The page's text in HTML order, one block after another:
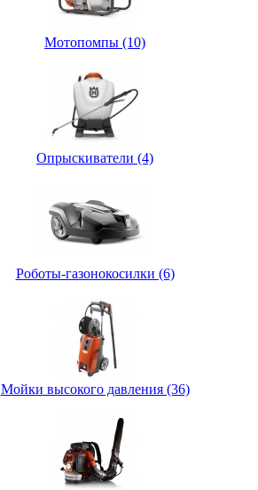
Мотопомпы (10)
Опрыскиватели (4)
Роботы-газонокосилки (6)
Мойки высокого давления (36)